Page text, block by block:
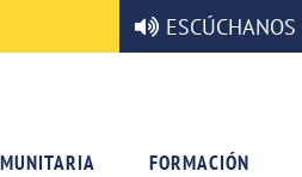
ESCÚCHANOS
FORMACIÓN